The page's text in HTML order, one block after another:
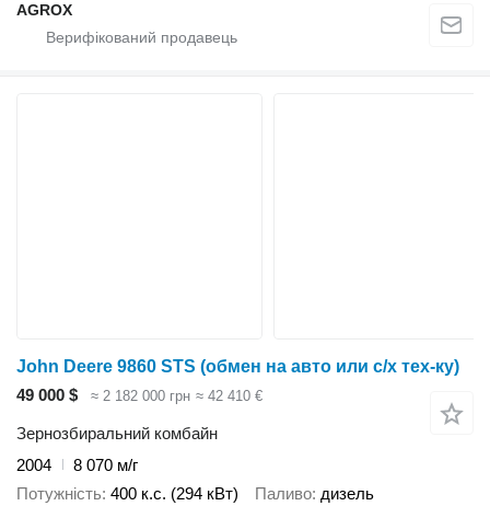
AGROX
John Deere 9860 STS (обмен на авто или с/х тех-ку)
49 000 $
≈ 2 182 000 грн ≈ 42 410 €
Зернозбиральний комбайн
2004
8 070 м/г
Потужність 400 к.с. (294 кВт) Паливо дизель